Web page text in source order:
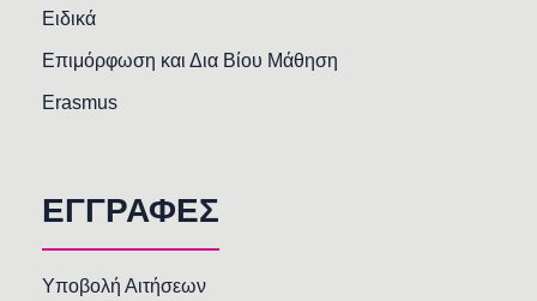
Ειδικά
Επιμόρφωση και Δια Βίου Μάθηση
Erasmus
ΕΓΓΡΑΦΕΣ
Υποβολή Αιτήσεων